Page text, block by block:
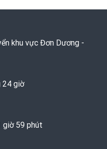
khu vực Đơn Dương -
24 giờ
giờ 59 phút